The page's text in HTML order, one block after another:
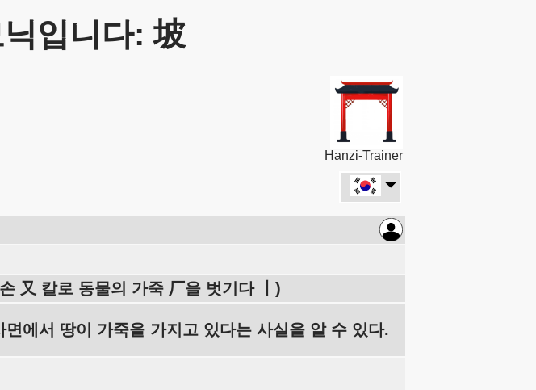
입니다: 坡
Hanzi-Trainer
又 칼로 동물의 가죽 厂을 벗기다 丨)
에서 땅이 가죽을 가지고 있다는 사실을 알 수 있다.